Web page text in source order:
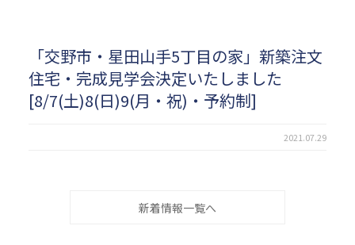
「交野市・星田山手5丁目の家」新築注文
住宅・完成見学会決定いたしました
[8/7(土)8(日)9(月・祝)・予約制]
2021.07.29
新着情報一覧へ